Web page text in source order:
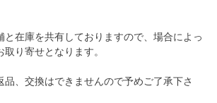
在庫を共有しておりますので、場合によっ
り寄せとなります。
、交換はできませんので予めご了承下さ